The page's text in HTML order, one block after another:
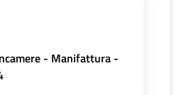
- Manifattura -